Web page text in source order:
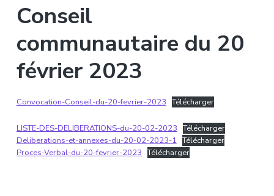
Conseil
communautaire du 20
février 2023
Convocation-Conseil-du-20-fevrier-2023 Télécharger
LISTE-DES-DELIBERATIONS-du-20-02-2023 Télécharger
Deliberations-et-annexes-du-20-02-2023-1 Télécharger
Proces-Verbal-du-20-fevrier-2023 Télécharger